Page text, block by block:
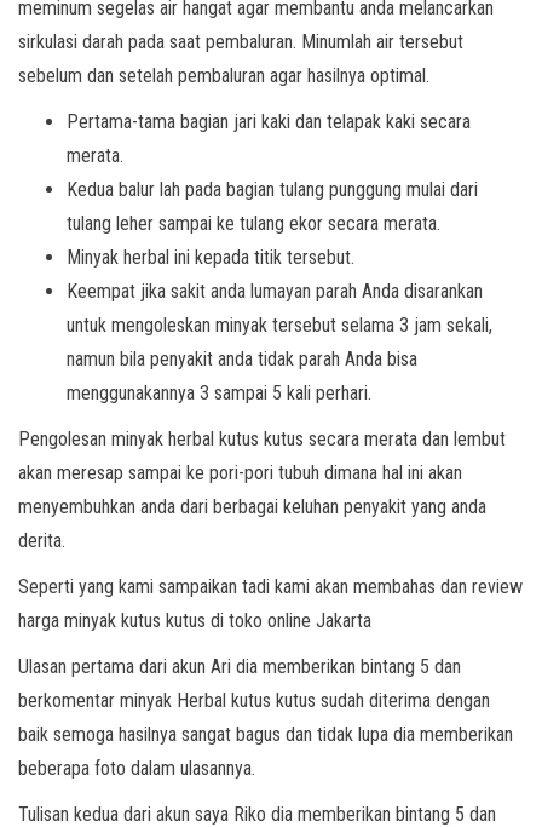
meminum segelas air hangat agar membantu anda melancarkan
sirkulasi darah pada saat pembaluran. Minumlah air tersebut
sebelum dan setelah pembaluran agar hasilnya optimal.
Pertama-tama bagian jari kaki dan telapak kaki secara
merata.
Kedua balur lah pada bagian tulang punggung mulai dari
tulang leher sampai ke tulang ekor secara merata.
Minyak herbal ini kepada titik tersebut.
Keempat jika sakit anda lumayan parah Anda disarankan
untuk mengoleskan minyak tersebut selama 3 jam sekali,
namun bila penyakit anda tidak parah Anda bisa
menggunakannya 3 sampai 5 kali perhari.
Pengolesan minyak herbal kutus kutus secara merata dan lembut
akan meresap sampai ke pori-pori tubuh dimana hal ini akan
menyembuhkan anda dari berbagai keluhan penyakit yang anda
derita.
Seperti yang kami sampaikan tadi kami akan membahas dan review
harga minyak kutus kutus di toko online Jakarta
Ulasan pertama dari akun Ari dia memberikan bintang 5 dan
berkomentar minyak Herbal kutus kutus sudah diterima dengan
baik semoga hasilnya sangat bagus dan tidak lupa dia memberikan
beberapa foto dalam ulasannya.
Tulisan kedua dari akun saya Riko dia memberikan bintang 5 dan